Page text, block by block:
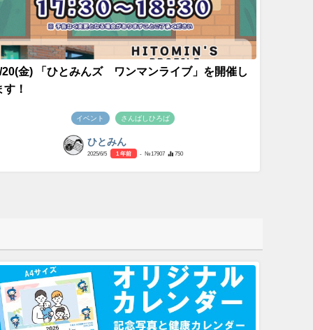
20(金) 「ひとみんズ ワンマンライブ」を開催し
す！
イベント さんばしひろば
ひとみん
2025/6/5 1 年前 - №17907 750